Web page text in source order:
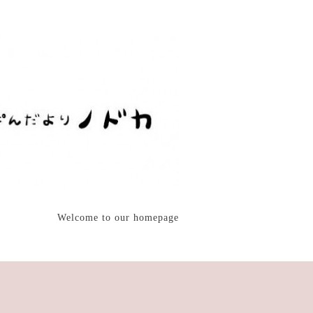
Welcome to our homepage